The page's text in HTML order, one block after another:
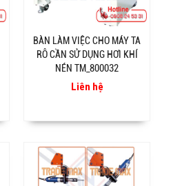
BÀN LÀM VIỆC CHO MÁY TA
RÔ CẦN SỬ DỤNG HƠI KHÍ
NÉN TM_800032
Liên hệ